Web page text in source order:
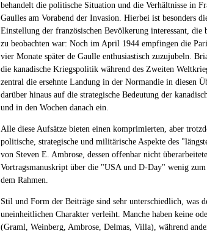
behandelt die politische Situation und die Verhältnisse in
Gaulles am Vorabend der Invasion. Hierbei ist besonders
Einstellung der französischen Bevölkerung interessant, die
zu beobachten war: Noch im April 1944 empfingen die
vier Monate später de Gaulle enthusiastisch zuzujubeln.
die kanadische Kriegspolitik während des Zweiten
zentral die ersehnte Landung in der Normandie in diesen
darüber hinaus auf die strategische Bedeutung der
und in den Wochen danach ein.
Alle diese Aufsätze bieten einen komprimierten, aber
politische, strategische und militärische Aspekte des
von Steven E. Ambrose, dessen offenbar nicht
Vortragsmanuskript über die "USA und D-Day" wenig
dem Rahmen.
Stil und Form der Beiträge sind sehr unterschiedlich, was
uneinheitlichen Charakter verleiht. Manche haben keine
(Graml, Weinberg, Ambrose, Delmas, Villa), während